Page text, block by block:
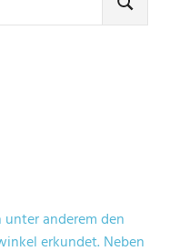
SUCHEN